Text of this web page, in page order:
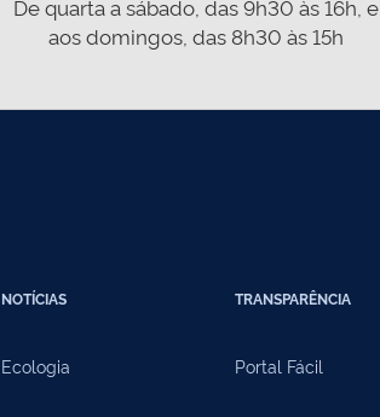
De quarta a sábado, das 9h30 às 16h, e
aos domingos, das 8h30 às 15h
NOTÍCIAS
Ecologia
TRANSPARÊNCIA
Portal Fácil